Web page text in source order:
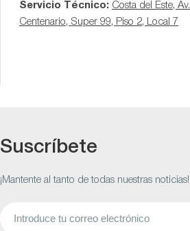
Servicio Técnico: Costa del Este, Av.
Centenario, Super 99, Piso 2, Local 7
Suscríbete
¡Mantente al tanto de todas nuestras noticias!